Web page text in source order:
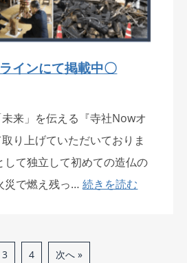
インにて掲載中〇
来」を伝える『寺社Nowオ
り上げていただいておりま
して独立して初めての造仏の
災で燃え残っ…続きを読む
3 4 次へ »